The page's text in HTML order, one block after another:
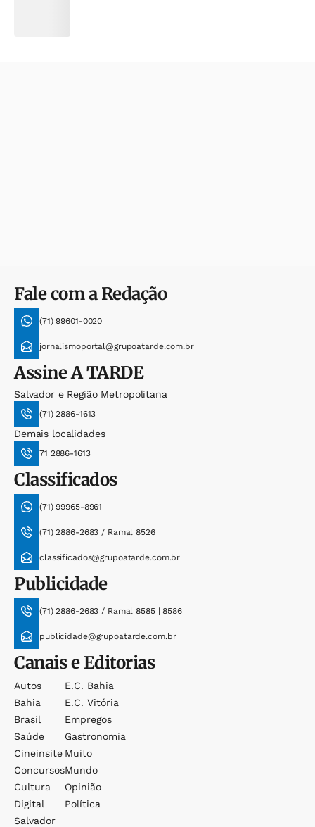
Fale com a Redação
(71) 99601-0020
jornalismoportal@grupoatarde.com.br
AssineA TARDE
Salvador e Região Metropolitana
(71) 2886-1613
Demais localidades
71 2886-1613
Classificados
(71) 99965-8961
(71) 2886-2683 / Ramal 8526
classificados@grupoatarde.com.br
Publicidade
(71) 2886-2683 / Ramal 8585 | 8586
publicidade@grupoatarde.com.br
Canais e Editorias
Autos
Bahia
Brasil
Saúde
Cineinsite
Concursos
Cultura
Digital
Salvador
E.c. Bahia
E.c. Vitória
Empregos
Gastronomia
Muito
Mundo
Opinião
Política